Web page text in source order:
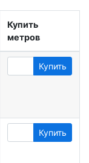
Купить
метров
Купить
Купить